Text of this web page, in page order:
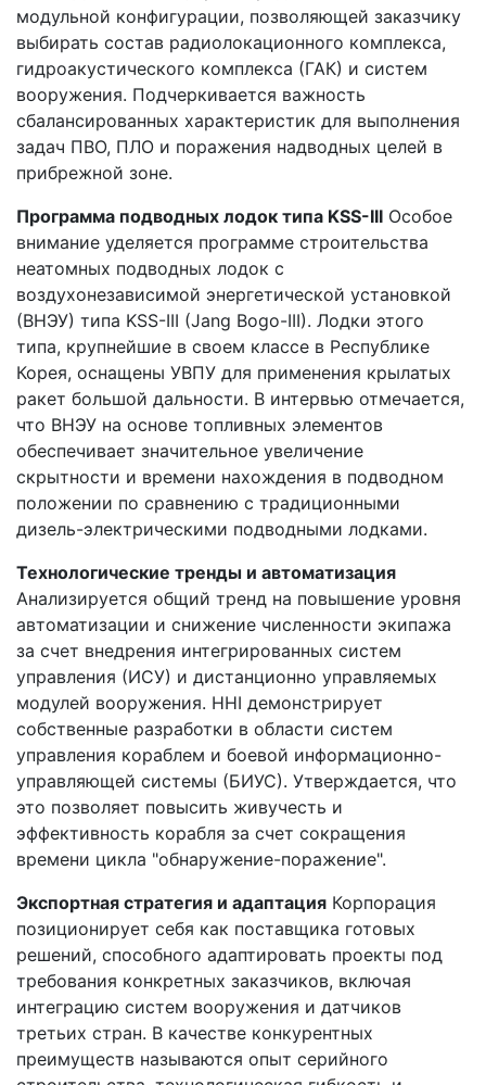
модульной конфигурации, позволяющей заказчику
выбирать состав радиолокационного комплекса,
гидроакустического комплекса (ГАК) и систем
вооружения. Подчеркивается важность
сбалансированных характеристик для выполнения
задач ПВО, ПЛО и поражения надводных целей в
прибрежной зоне.
Программа подводных лодок типа KSS-III Особое
внимание уделяется программе строительства
неатомных подводных лодок с
воздухонезависимой энергетической установкой
(ВНЭУ) типа KSS-III (Jang Bogo-III). Лодки этого
типа, крупнейшие в своем классе в Республике
Корея, оснащены УВПУ для применения крылатых
ракет большой дальности. В интервью отмечается,
что ВНЭУ на основе топливных элементов
обеспечивает значительное увеличение
скрытности и времени нахождения в подводном
положении по сравнению с традиционными
дизель-электрическими подводными лодками.
Технологические тренды и автоматизация
Анализируется общий тренд на повышение уровня
автоматизации и снижение численности экипажа
за счет внедрения интегрированных систем
управления (ИСУ) и дистанционно управляемых
модулей вооружения. HHI демонстрирует
собственные разработки в области систем
управления кораблем и боевой информационно-
управляющей системы (БИУС). Утверждается, что
это позволяет повысить живучесть и
эффективность корабля за счет сокращения
времени цикла "обнаружение-поражение".
Экспортная стратегия и адаптация Корпорация
позиционирует себя как поставщика готовых
решений, способного адаптировать проекты под
требования конкретных заказчиков, включая
интеграцию систем вооружения и датчиков
третьих стран. В качестве конкурентных
преимуществ называются опыт серийного